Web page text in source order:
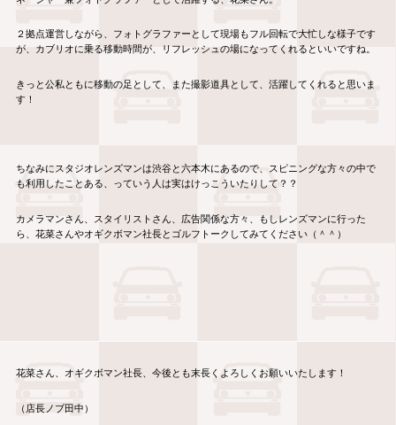
２拠点運営しながら、フォトグラファーとして現場もフル回転で大忙しな様子です
が、カブリオに乗る移動時間が、リフレッシュの場になってくれるといいですね。
きっと公私ともに移動の足として、また撮影道具として、活躍してくれると思いま
す！
ちなみにスタジオレンズマンは渋谷と六本木にあるので、スピニングな方々の中で
も利用したことある、っていう人は実はけっこういたりして？？
カメラマンさん、スタイリストさん、広告関係な方々、もしレンズマンに行った
ら、花菜さんやオギクボマン社長とゴルフトークしてみてください（＾＾）
花菜さん、オギクボマン社長、今後とも末長くよろしくお願いいたします！
（店長ノブ田中）